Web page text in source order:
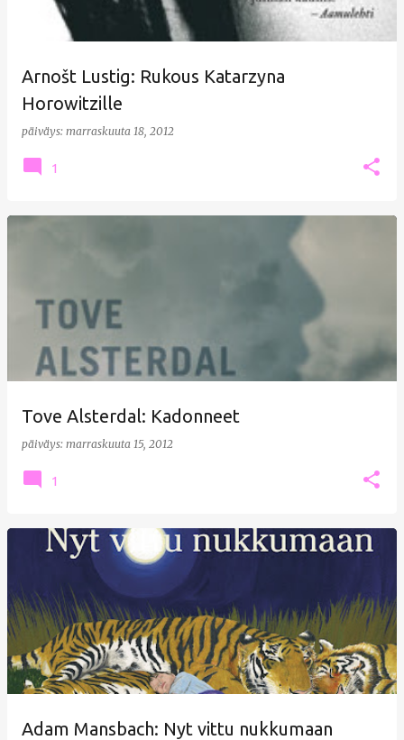
Arnošt Lustig: Rukous Katarzyna
Horowitzille
päiväys: marraskuuta 18, 2012
1
Tove Alsterdal: Kadonneet
päiväys: marraskuuta 15, 2012
1
Adam Mansbach: Nyt vittu nukkumaan